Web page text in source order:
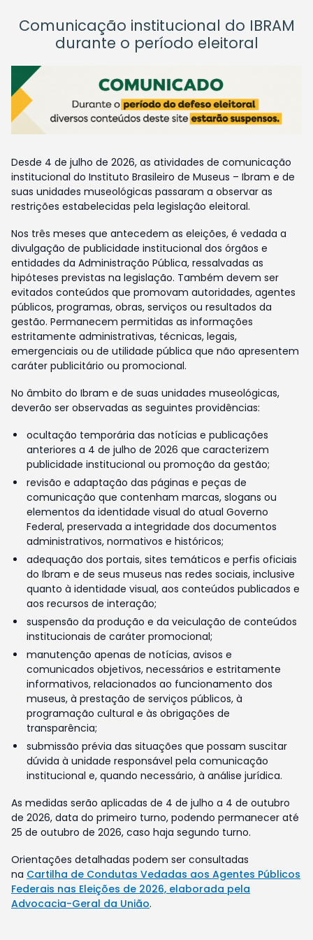
Comunicação institucional do IBRAM
durante o período eleitoral
Desde 4 de julho de 2026, as atividades de comunicação
institucional do Instituto Brasileiro de Museus – Ibram e de
suas unidades museológicas passaram a observar as
restrições estabelecidas pela legislação eleitoral.
Nos três meses que antecedem as eleições, é vedada a
divulgação de publicidade institucional dos órgãos e
entidades da Administração Pública, ressalvadas as
hipóteses previstas na legislação. Também devem ser
evitados conteúdos que promovam autoridades, agentes
públicos, programas, obras, serviços ou resultados da
gestão. Permanecem permitidas as informações
estritamente administrativas, técnicas, legais,
emergenciais ou de utilidade pública que não apresentem
caráter publicitário ou promocional.
No âmbito do Ibram e de suas unidades museológicas,
deverão ser observadas as seguintes providências:
ocultação temporária das notícias e publicações
anteriores a 4 de julho de 2026 que caracterizem
publicidade institucional ou promoção da gestão;
revisão e adaptação das páginas e peças de
comunicação que contenham marcas, slogans ou
elementos da identidade visual do atual Governo
Federal, preservada a integridade dos documentos
administrativos, normativos e históricos;
adequação dos portais, sites temáticos e perfis oficiais
do Ibram e de seus museus nas redes sociais, inclusive
quanto à identidade visual, aos conteúdos publicados e
aos recursos de interação;
suspensão da produção e da veiculação de conteúdos
institucionais de caráter promocional;
manutenção apenas de notícias, avisos e
comunicados objetivos, necessários e estritamente
informativos, relacionados ao funcionamento dos
museus, à prestação de serviços públicos, à
programação cultural e às obrigações de
transparência;
submissão prévia das situações que possam suscitar
dúvida à unidade responsável pela comunicação
institucional e, quando necessário, à análise jurídica.
As medidas serão aplicadas de 4 de julho a 4 de outubro
de 2026, data do primeiro turno, podendo permanecer até
25 de outubro de 2026, caso haja segundo turno.
Orientações detalhadas podem ser consultadas
na Cartilha de Condutas Vedadas aos Agentes Públicos
Federais nas Eleições de 2026, elaborada pela
Advocacia-Geral da União.